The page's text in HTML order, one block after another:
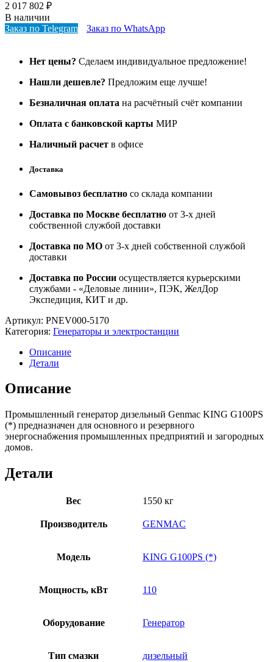
2 017 802 ₽
В наличии
Заказ по Telegram
Заказ по WhatsApp
Нет цены? Сделаем индивидуальное предложение!
Нашли дешевле? Предложим еще лучше!
Безналичная оплата на расчётный счёт компании
Оплата с банковской карты МИР
Наличный расчет в офисе
Доставка
Самовывоз бесплатно со склада компании
Доставка по Москве бесплатно от 3-х дней
собственной службой доставки
Доставка по МО от 3-х дней собственной службой
доставки
Доставка по России осуществляется курьерскими
службами - «Деловые линии», ПЭК, ЖелДор
Экспедиция, КИТ и др.
Артикул: PNEV000-5170
Категория: Генераторы и электростанции
Описание
Детали
Описание
Промышленный генератор дизельный Genmac KING G100PS
(*) предназначен для основного и резервного
энергоснабжения промышленных предприятий и загородных
домов.
Детали
Вес 1550 кг
Производитель GENMAC
Модель KING G100PS (*)
Мощность, кВт 110
Оборудование Генератор
Тип смазки дизельный